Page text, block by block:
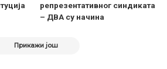
репрезентативног синдиката
– ДВА су начина
Прикажи још